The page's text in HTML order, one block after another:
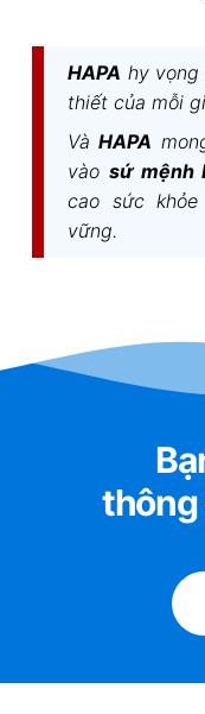
HAPA hy
thiết của mỗi
VàHAPA
vào sứ mệnh
cao sức
vững.
thông